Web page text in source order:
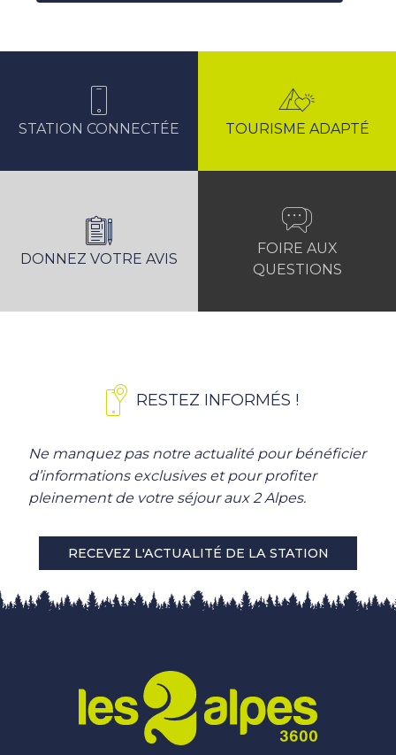
STATION CONNECTÉE TOURISME ADAPTÉ
DONNEZ VOTRE AVIS
FOIRE AUX
QUESTIONS
RESTEZ INFORMÉS !
Ne manquez pas notre actualité pour bénéficier
d’informations exclusives et pour profiter
pleinement de votre séjour aux 2 Alpes.
RECEVEZ L'ACTUALITÉ DE LA STATION